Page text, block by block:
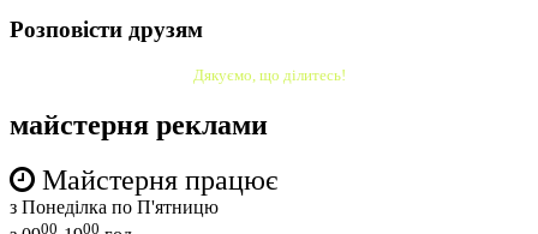
Розповісти друзям
Дякуємо, що ділитесь!
майстерня реклами
Майстерня працює
з Понеділка по П'ятницю
00 00